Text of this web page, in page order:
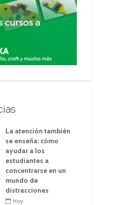
La atención también
se enseña: cómo
ayudar a los
estudiantes a
concentrarse en un
mundo de
distracciones
Hoy